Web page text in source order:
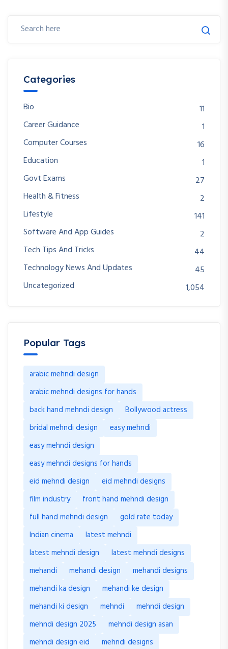
Categories
Bio
11
Career Guidance
1
Computer Courses
16
Education
1
Govt Exams
27
Health & Fitness
2
Lifestyle
141
Software And App Guides
2
Tech Tips And Tricks
44
Technology News And Updates
45
Uncategorized
1,054
Popular Tags
arabic mehndi design
arabic mehndi designs for hands
back hand mehndi design
Bollywood actress
bridal mehndi design
easy mehndi
easy mehndi design
easy mehndi designs for hands
eid mehndi design
eid mehndi designs
film industry
front hand mehndi design
full hand mehndi design
gold rate today
Indian cinema
latest mehndi
latest mehndi design
latest mehndi designs
mehandi
mehandi design
mehandi designs
mehandi ka design
mehandi ke design
mehandi ki design
mehndi
mehndi design
mehndi design 2025
mehndi design asan
mehndi design eid
mehndi designs